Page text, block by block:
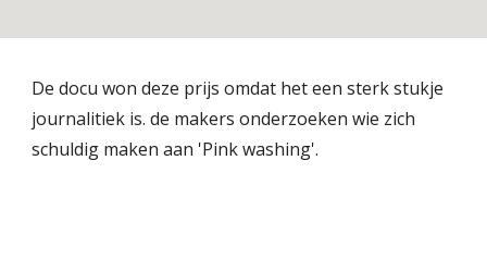
De docu won deze prijs omdat het een sterk stukje
journalitiek is. de makers onderzoeken wie zich
schuldig maken aan 'Pink washing'.